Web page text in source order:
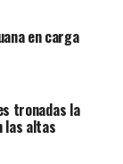
en carga
tronadas la
las altas